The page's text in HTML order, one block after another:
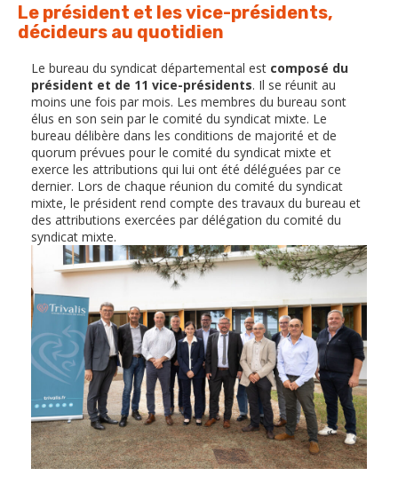
Le président et les vice-présidents,
décideurs au quotidien
Le bureau du syndicat départemental est composé du
président et de 11 vice-présidents. Il se réunit au
moins une fois par mois. Les membres du bureau sont
élus en son sein par le comité du syndicat mixte. Le
bureau délibère dans les conditions de majorité et de
quorum prévues pour le comité du syndicat mixte et
exerce les attributions qui lui ont été déléguées par ce
dernier. Lors de chaque réunion du comité du syndicat
mixte, le président rend compte des travaux du bureau et
des attributions exercées par délégation du comité du
syndicat mixte.